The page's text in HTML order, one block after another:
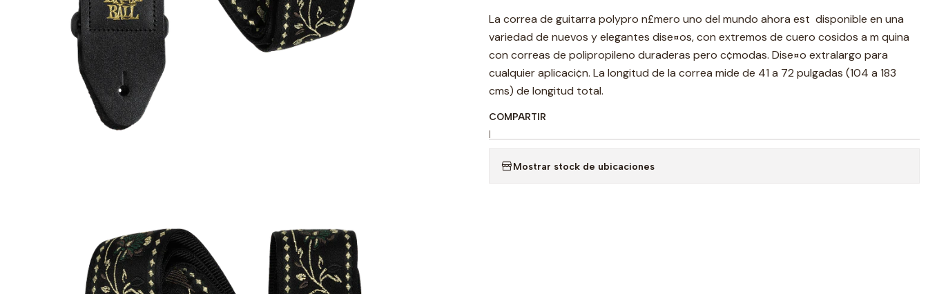
La correa de guitarra polypro n£mero uno del mundo ahora est disponible en una
variedad de nuevos y elegantes dise¤os, con extremos de cuero cosidos a m quina
con correas de polipropileno duraderas pero c¢modas. Dise¤o extralargo para
cualquier aplicaci¢n. La longitud de la correa mide de 41 a 72 pulgadas (104 a 183
cms) de longitud total.
COMPARTIR
|
Mostrar stock de ubicaciones